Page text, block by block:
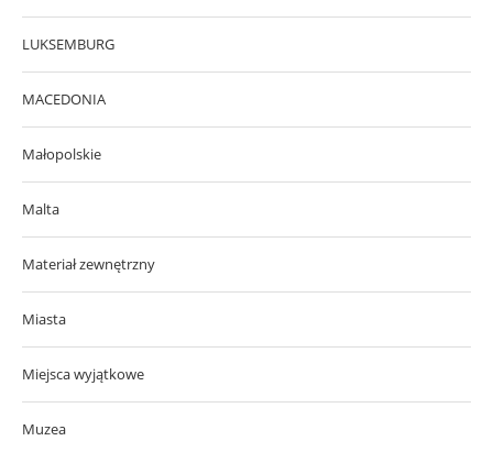
LUKSEMBURG
MACEDONIA
Małopolskie
Malta
Materiał zewnętrzny
Miasta
Miejsca wyjątkowe
Muzea